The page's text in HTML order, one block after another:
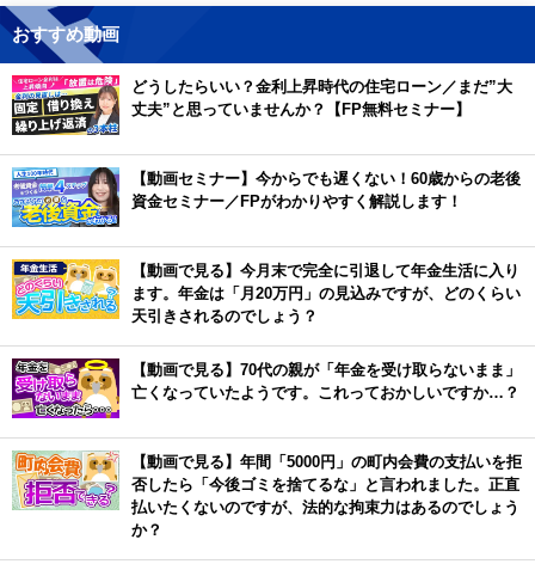
おすすめ動画
どうしたらいい？金利上昇時代の住宅ローン／まだ”大
丈夫”と思っていませんか？【FP無料セミナー】
【動画セミナー】今からでも遅くない！60歳からの老後
資金セミナー／FPがわかりやすく解説します！
【動画で見る】今月末で完全に引退して年金生活に入り
ます。年金は「月20万円」の見込みですが、どのくらい
天引きされるのでしょう？
【動画で見る】70代の親が「年金を受け取らないまま」
亡くなっていたようです。これっておかしいですか…？
【動画で見る】年間「5000円」の町内会費の支払いを拒
否したら「今後ゴミを捨てるな」と言われました。正直
払いたくないのですが、法的な拘束力はあるのでしょう
か？